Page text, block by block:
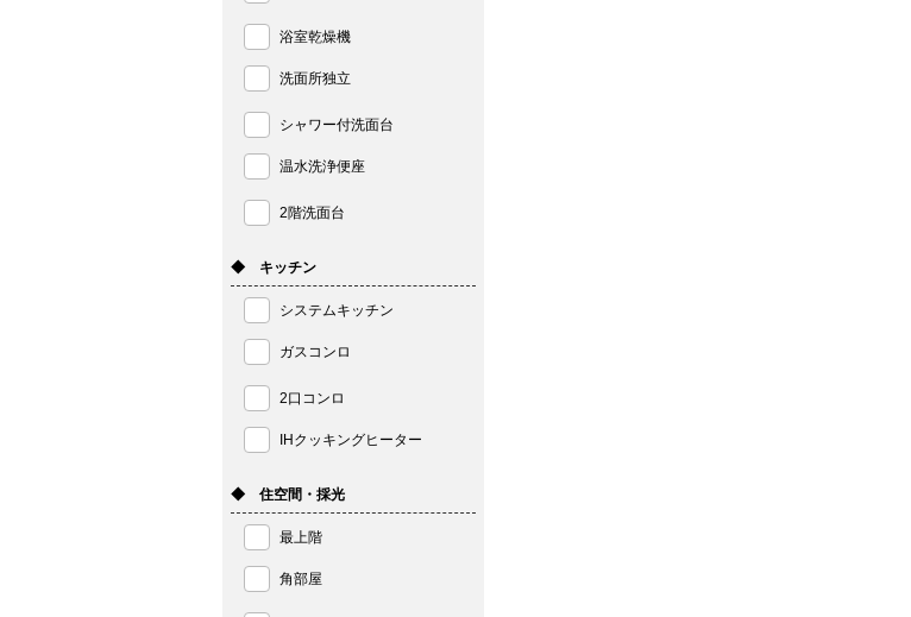
浴室乾燥機
洗面所独立
シャワー付洗面台
温水洗浄便座
2階洗面台
◆ キッチン
システムキッチン
ガスコンロ
2口コンロ
IHクッキングヒーター
◆ 住空間・採光
最上階
角部屋